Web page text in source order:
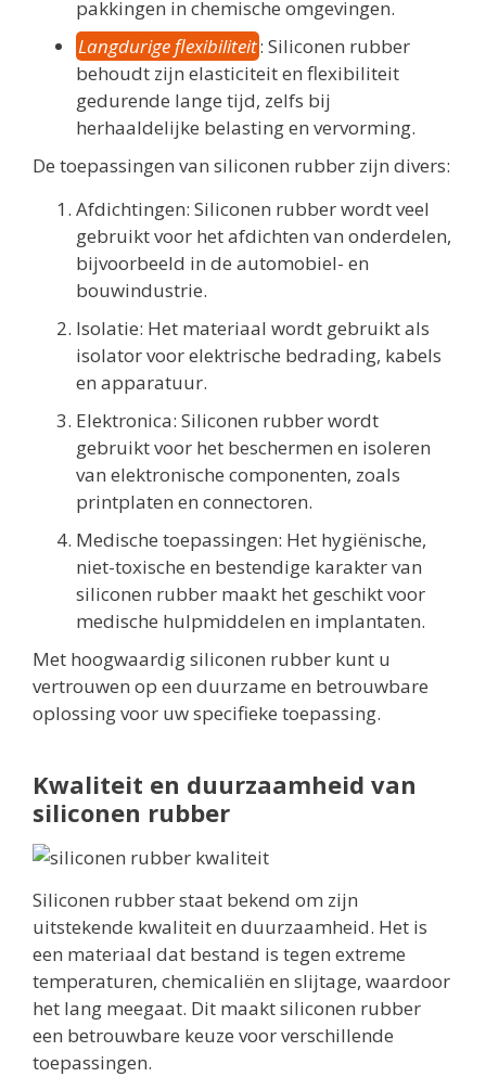
pakkingen in chemische omgevingen.
Langdurige flexibiliteit: Siliconen rubber
behoudt zijn elasticiteit en flexibiliteit
gedurende lange tijd, zelfs bij
herhaaldelijke belasting en vervorming.
De toepassingen van siliconen rubber zijn divers:
Afdichtingen: Siliconen rubber wordt veel
gebruikt voor het afdichten van onderdelen,
bijvoorbeeld in de automobiel- en
bouwindustrie.
Isolatie: Het materiaal wordt gebruikt als
isolator voor elektrische bedrading, kabels
en apparatuur.
Elektronica: Siliconen rubber wordt
gebruikt voor het beschermen en isoleren
van elektronische componenten, zoals
printplaten en connectoren.
Medische toepassingen: Het hygiënische,
niet-toxische en bestendige karakter van
siliconen rubber maakt het geschikt voor
medische hulpmiddelen en implantaten.
Met hoogwaardig siliconen rubber kunt u
vertrouwen op een duurzame en betrouwbare
oplossing voor uw specifieke toepassing.
Kwaliteit en duurzaamheid van
siliconen rubber
Siliconen rubber staat bekend om zijn
uitstekende kwaliteit en duurzaamheid. Het is
een materiaal dat bestand is tegen extreme
temperaturen, chemicaliën en slijtage, waardoor
het lang meegaat. Dit maakt siliconen rubber
een betrouwbare keuze voor verschillende
toepassingen.